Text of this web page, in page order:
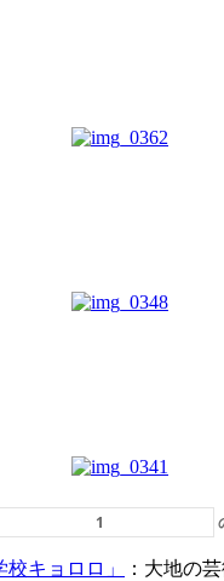
キョロロ」
：大地の